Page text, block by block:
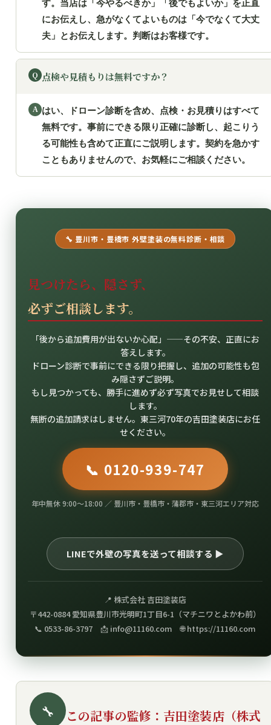
す。当店は「今やるべきか」「後でもよいか」を正直
にお伝えし、急がなくてよいものは「今でなくて大丈
夫」とお伝えします。判断はお客様です。
点検や見積もりは無料ですか？
はい、ドローン診断を含め、点検・お見積りはすべて
無料です。事前にできる限り正確に診断し、起こりう
る可能性も含めて正直にご説明します。契約を急かす
こともありませんので、お気軽にご相談ください。
🔧 豊川市・豊橋市 外壁塗装の無料診断・相談
見つけたら、隠さず、
必ずご相談します。
「後から追加費用が出ないか心配」——その不安、正直にお
答えします。
ドローン診断で事前にできる限り把握し、追加の可能性も包
み隠さずご説明。
もし見つかっても、勝手に進めず必ず写真でお見せして相談
します。
無断の追加請求はしません。東三河70年の吉田塗装店にお任
せください。
📞 0120-939-747
年中無休 9:00〜18:00 ／ 豊川市・豊橋市・蒲郡市・東三河エリア対応
LINEで外壁の写真を送って相談する ▶
📍 株式会社 吉田塗装店
〒442-0884 愛知県豊川市光明町1丁目6-1（マチニワとよかわ前）
📞 0533-86-3797 📩 info@11160.com 🌐 https://11160.com
🔧
この記事の監修：吉田塗装店（株式